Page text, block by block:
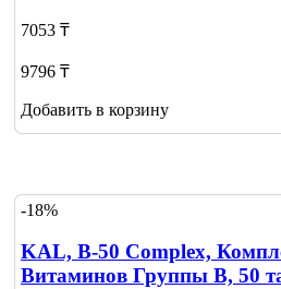
7053 ₸
9796 ₸
Добавить в корзину
-18%
KAL, B-50 Complex,
Витаминов Группы В, 50